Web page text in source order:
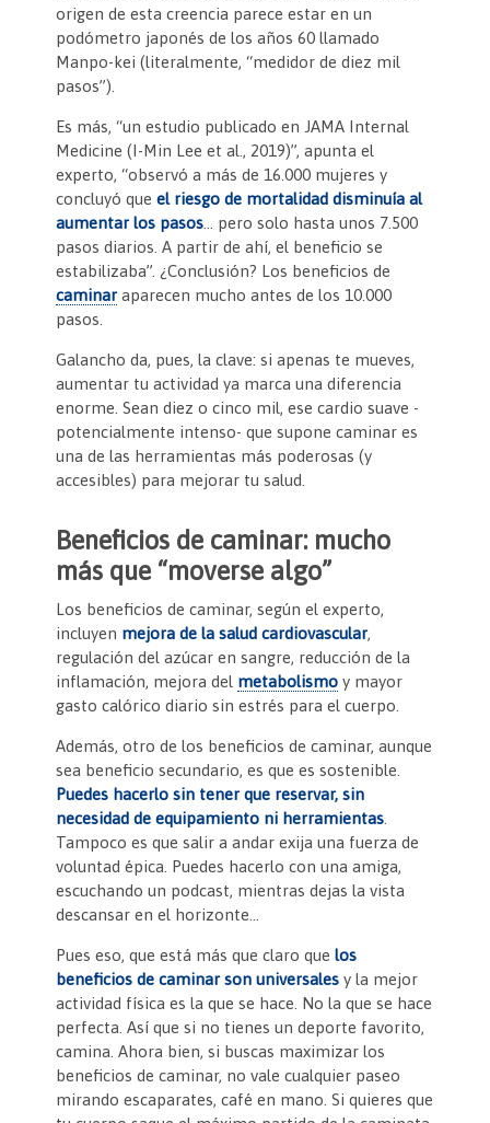
origen de esta creencia parece estar en un
podómetro japonés de los años 60 llamado
Manpo-kei (literalmente, “medidor de diez mil
pasos”).
Es más, “un estudio publicado en JAMA Internal
Medicine (I-Min Lee et al., 2019)”, apunta el
experto, “observó a más de 16.000 mujeres y
concluyó queel riesgo de mortalidad disminuía al
aumentar los pasos … pero solo hasta unos 7.500
pasos diarios. A partir de ahí, el beneficio se
estabilizaba”. ¿Conclusión? Los beneficios de
caminaraparecen mucho antes de los 10.000
pasos.
Galancho da, pues, la clave: si apenas te mueves,
aumentar tu actividad ya marca una diferencia
enorme. Sean diez o cinco mil, ese cardio suave -
potencialmente intenso- que supone caminar es
una de las herramientas más poderosas (y
accesibles) para mejorar tu salud.
Beneficios de caminar: mucho
más que “moverse algo”
Los beneficios de caminar, según el experto,
incluyen mejora de la salud cardiovascular,
regulación del azúcar en sangre, reducción de la
inflamación, mejora del metabolismo y mayor
gasto calórico diario sin estrés para el cuerpo.
Además, otro de los beneficios de caminar, aunque
sea beneficio secundario, es que es sostenible.
Puedes hacerlo sin tener que reservar, sin
necesidad de equipamiento ni herramientas
Tampoco es que salir a andar exija una fuerza de
voluntad épica. Puedes hacerlo con una amiga,
escuchando un podcast, mientras dejas la vista
descansar en el horizonte…
Pues eso, que está más que claro quelos
beneficios de caminar son universales y la mejor
actividad física es la que se hace. No la que se hace
perfecta. Así que si no tienes un deporte favorito,
camina. Ahora bien, si buscas maximizar los
beneficios de caminar, no vale cualquier paseo
mirando escaparates, café en mano. Si quieres que